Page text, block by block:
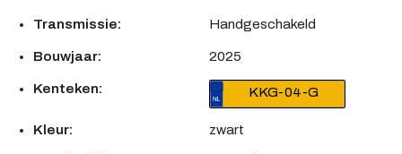
Transmissie: Handgeschakeld
Bouwjaar: 2025
Kenteken: KKG-04-G
Kleur: zwart